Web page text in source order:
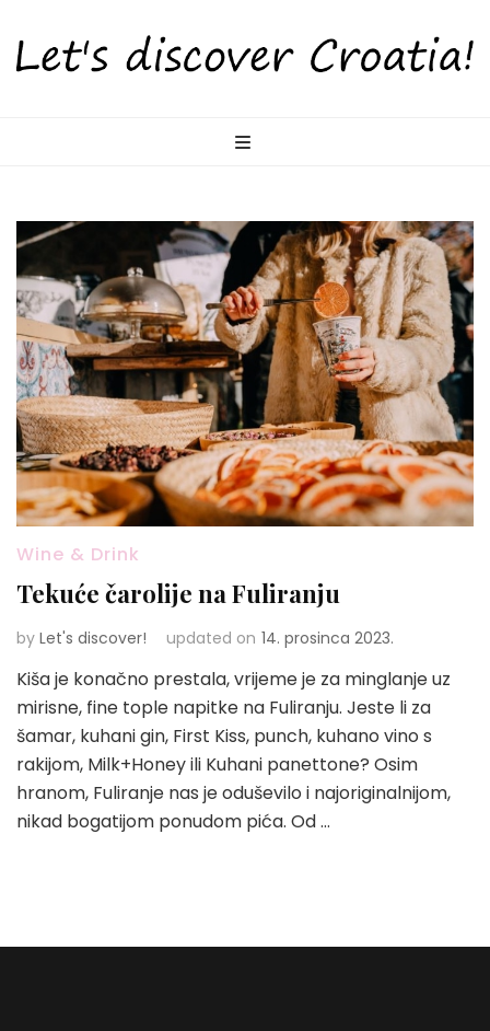
Wine & Drink
Tekuće čarolije na Fuliranju
by Let's discover! updated on 14. prosinca 2023.
Kiša je konačno prestala, vrijeme je za minglanje uz
mirisne, fine tople napitke na Fuliranju. Jeste li za
šamar, kuhani gin, First Kiss, punch, kuhano vino s
rakijom, Milk+Honey ili Kuhani panettone? Osim
hranom, Fuliranje nas je oduševilo i najoriginalnijom,
nikad bogatijom ponudom pića. Od …